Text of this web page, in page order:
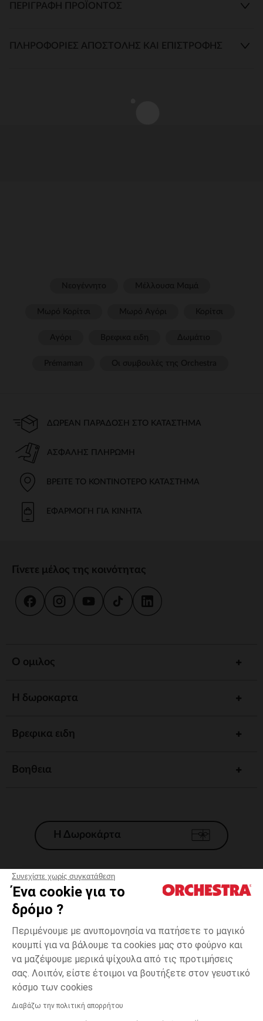
Συνεχίστε χωρίς συγκατάθεση
Ένα cookie για το
δρόμο ?
Περιμένουμε με ανυπομονησία να πατήσετε το μαγικό
κουμπί για να βάλουμε τα cookies μας στο φούρνο και
να μαζέψουμε μερικά ψίχουλα από τις προτιμήσεις
σας. Λοιπόν, είστε έτοιμοι να βουτήξετε στον γευστικό
κόσμο των cookies
Διαβάζω την πολιτική απορρήτου
Πράσινο
one
Δυνατότητα πληρωμής με
ΠΕΡΙΓΡΑΦΉ ΠΡΟΪΌΝΤΟΣ
ΠΛΗΡΟΦΟΡΊΕΣ ΑΠΟΣΤΟΛΉΣ ΚΑΙ ΕΠΙΣΤΡΟΦΉΣ
ΔΩΡΕΆΝ ΠΑΡΆΔΟΣΗ ΣΤΟ ΚΑΤΆΣΤΗΜΑ
ΑΣΦΑΛΉΣ ΠΛΗΡΩΜΉ
ΒΡΕΊΤΕ ΤΟ ΚΟΝΤΙΝΌΤΕΡΟ ΚΑΤΆΣΤΗΜΑ
ΕΦΑΡΜΟΓΉ ΓΙΑ ΚΙΝΗΤΆ
Γίνετε μέλος της κοινότητας
Ο ομιλος
Η δωροκαρτα
Βρεφικα ειδη
Βοηθεια
Η Δωροκάρτα
Γενικοί 'Οροι Πώλησης
*Εμπορικες προσφορες
Προσωπικά δεδομένα
Διαχείρηση των cookies
Προσβασιμότητα: μη συμμορφούμενη
H Orchestra συμμετέχει στον κωδικά δεοντολογίας και στο σύστημα
μεσολάβησης της Γαλλικής Ομοσπονδίας Ηλεκτρονικού Εμπορίου.